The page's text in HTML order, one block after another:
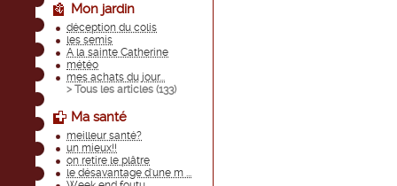
Mon jardin
déception du colis
les semis
A la sainte Catherine
météo
mes achats du jour...
> Tous les articles (133)
Ma santé
meilleur santé?
un mieux!!
on retire le plâtre
le désavantage d'une m ...